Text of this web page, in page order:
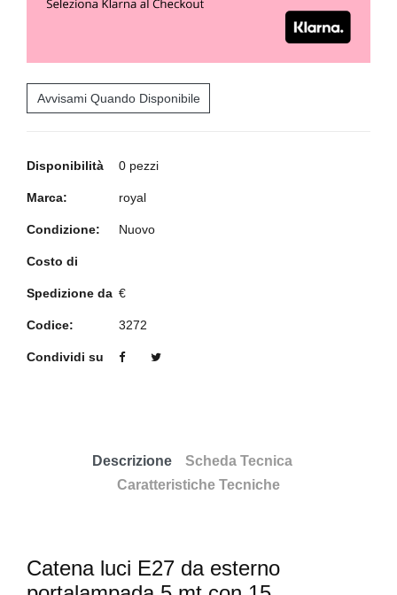
Avvisami Quando Disponibile
Disponibilità 0 pezzi
Marca: royal
Condizione: Nuovo
Costo di
Spedizione da €
Codice: 3272
Condividi su
Descrizione
Scheda Tecnica
Caratteristiche Tecniche
Catena luci E27 da esterno